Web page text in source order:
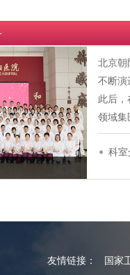
北京朝
不断演
此后
领域集
科室
友情链接： 国家